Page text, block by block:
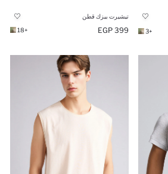
+3
تيشيرت بيزك قطن
399 EGP
+18